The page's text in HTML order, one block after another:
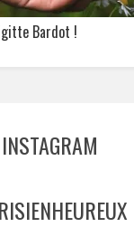
Bardot !